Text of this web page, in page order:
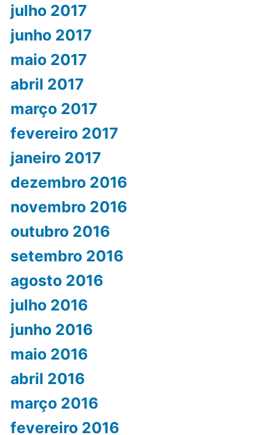
julho 2017
junho 2017
maio 2017
abril 2017
março 2017
fevereiro 2017
janeiro 2017
dezembro 2016
novembro 2016
outubro 2016
setembro 2016
agosto 2016
julho 2016
junho 2016
maio 2016
abril 2016
março 2016
fevereiro 2016